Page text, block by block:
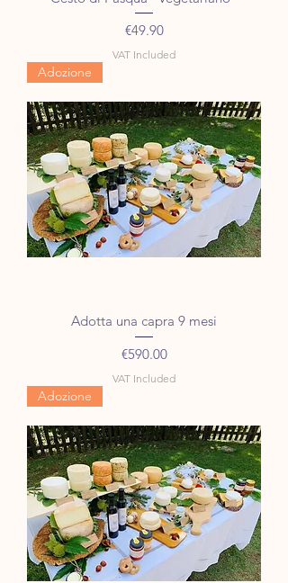
Price
€49.90
VAT Included
Adozione
Adotta una capra 9 mesi
Price
€590.00
VAT Included
Adozione